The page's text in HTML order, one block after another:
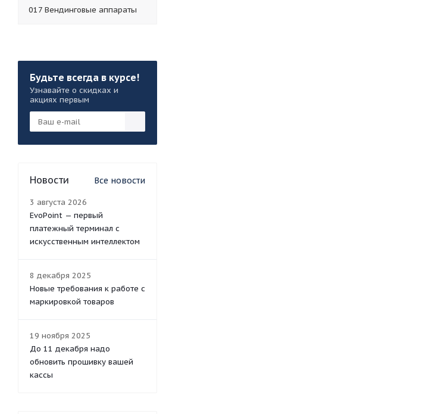
017 Вендинговые аппараты
Будьте всегда в курсе!
Узнавайте о скидках и
акциях первым
Новости Все новости
3 августа 2026
EvoPoint — первый
платежный терминал с
искусственным интеллектом
8 декабря 2025
Новые требования к работе с
маркировкой товаров
19 ноября 2025
До 11 декабря надо
обновить прошивку вашей
кассы